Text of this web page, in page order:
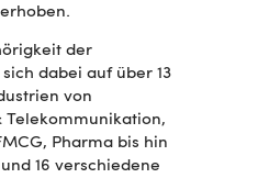
der
dabei auf über 13
von
Telekommunikation,
Pharma bis hin
16 verschiedene